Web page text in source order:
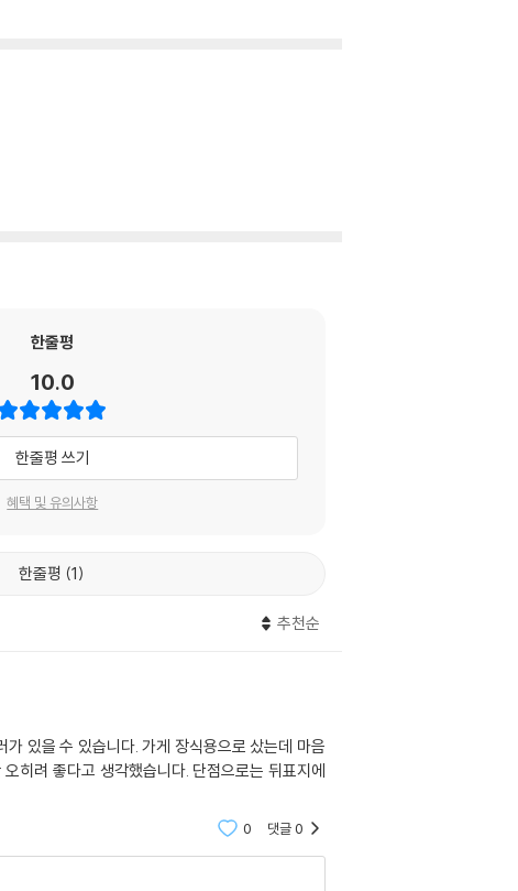
한줄평
10.0
한줄평 쓰기
혜택 및 유의사항
한줄평 1
추천순
을 수 있습니다. 가게 장식용으로 샀는데 마음
히려 좋다고 생각했습니다. 단점으로는 뒤표지에
0 댓글0